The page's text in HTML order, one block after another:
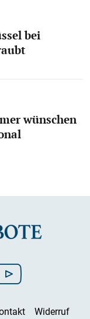
bei
wünschen
Widerruf